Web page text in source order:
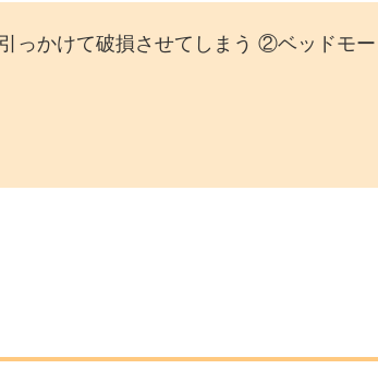
っかけて破損させてしまう ②ベッドモ